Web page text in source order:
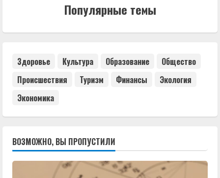
Популярные темы
Здоровье Культура Образование
Общество
Происшествия
Туризм Финансы
Экология
Экономика
ВОЗМОЖНО, ВЫ ПРОПУСТИЛИ